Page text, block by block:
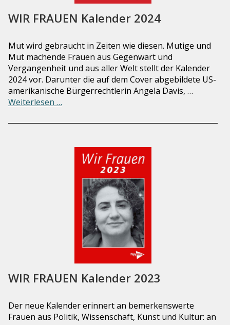
WIR FRAUEN Kalender 2024
Mut wird gebraucht in Zeiten wie diesen. Mutige und
Mut machende Frauen aus Gegenwart und
Vergangenheit und aus aller Welt stellt der Kalender
2024 vor. Darunter die auf dem Cover abgebildete US-
amerikanische Bürgerrechtlerin Angela Davis, …
Weiterlesen …
WIR FRAUEN Kalender 2023
Der neue Kalender erinnert an bemerkenswerte
Frauen aus Politik, Wissenschaft, Kunst und Kultur: an